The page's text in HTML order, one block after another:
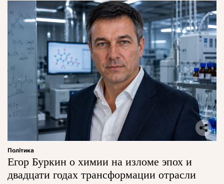
Політика
Егор Буркин о химии на изломе эпох и
двадцати годах трансформации отрасли